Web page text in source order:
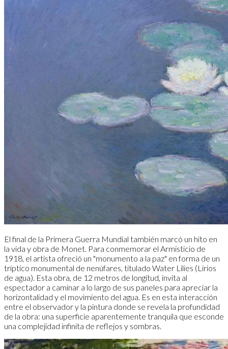
El final de la Primera Guerra Mundial también marcó un hito en
la vida y obra de Monet. Para conmemorar el Armisticio de
1918, el artista ofreció un "monumento a la paz" en forma de un
tríptico monumental de nenúfares, titulado Water Lilies (Lirios
de agua). Esta obra, de 12 metros de longitud, invita al
espectador a caminar a lo largo de sus paneles para apreciar la
horizontalidad y el movimiento del agua. Es en esta interacción
entre el observador y la pintura donde se revela la profundidad
de la obra: una superficie aparentemente tranquila que esconde
una complejidad infinita de reflejos y sombras.